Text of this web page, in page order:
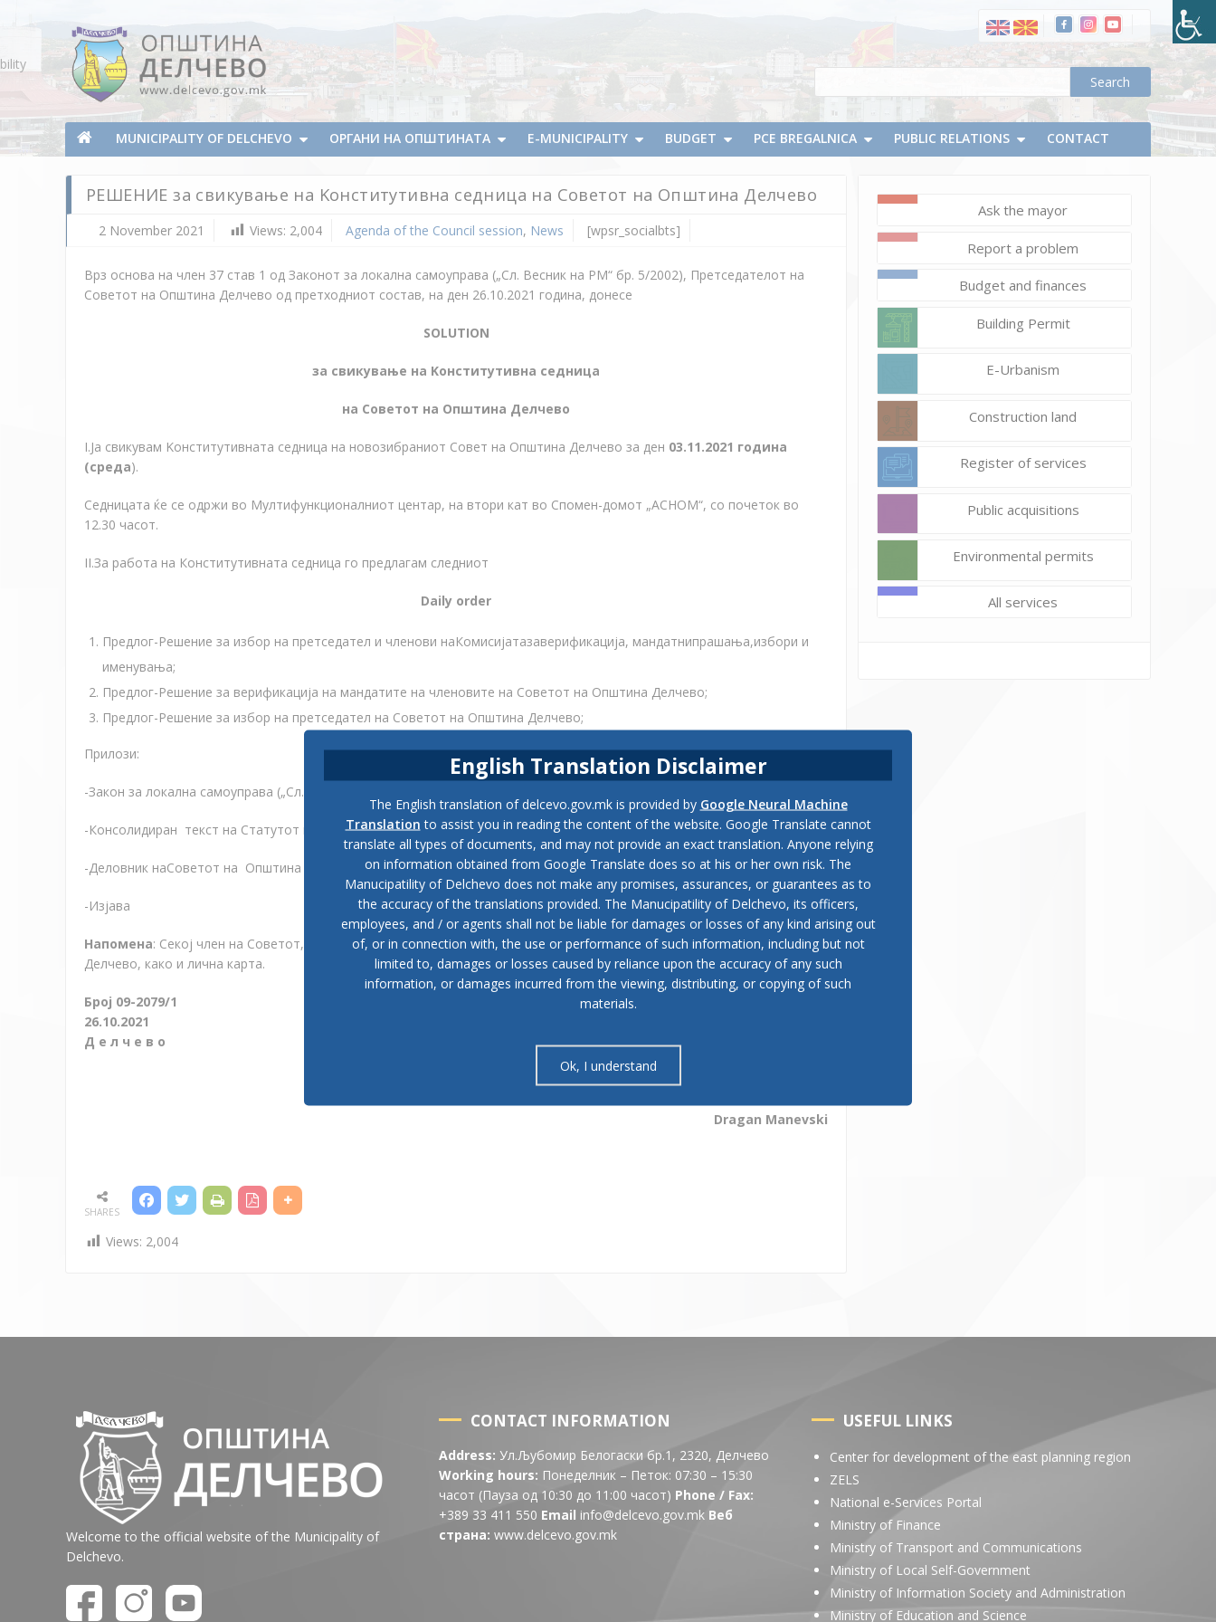
Municipality of Delchevo
Municipality of Delchevo
MUNICIPALITY OF DELCHEVO ОРГАНИ НА ОПШТИНАТА E-MUNICIPALITY BUDGET PCE BREGALNICA PUBLIC RELATIONS CONTACT
РЕШЕНИЕ за свикување на Kонститутивна седница на Советот на Општина Делчево
2 November 2021 Views: 2,004 Agenda of the Council session, News [wpsr_socialbts]
на
на
Општина
Врз основа на член 37 став 1 од Законот за локална самоуправа („Сл. Весник на РМ“ бр. 5/2002), Претседателот на
Советот на Општина Делчево од претходниот состав, на ден 26.10.2021 година, донесe
SOLUTION
за свикување на Kонститутивна седница
на Советот на Општина Делчево
I.Ја свикувам Kонститутивната седница на новозибраниот Совет на Општина Делчево за ден 03.11.2021 година
(среда).
Седницата ќе се одржи во Мултифункционалниот центар, на втори кат во Спомен-домот „АСНОМ“, со почеток во
12.30 часот.
II.За работа на Конститутивната седница го предлагам следниот
Daily order
Предлог-Решение за избор на претседател и членови наКомисијатазаверификација, мандатнипрашања,избори и
именувања;
Предлог-Решение за верификација на мандатите на членовите на Советот на Општина Делчево;
Предлог-Решение за избор на претседател на Советот на Општина Делчево;
Прилози:
-Закон за локална самоуправа („Сл.весник на РМ“ бр.5/2002);
-Консолидиран текст на Статутот на Општина Делчево;
-Деловник наСоветот на Општина Делчево.
-Изјава
Напомена: Секој член на Советот, на седницата да го носи Уверението за избор на член во Советот на општина
Делчево, како и лична карта.
Број 09-2079/1
26.10.2021
Д е л ч е в о
Совет на Општина Делчево
Dragan Manevski
SHARES
Views: 2,004
Ask the mayor
Report a problem
Budget and finances
Building Permit
E-Urbanism
Construction land
Register of services
Public acquisitions
Environmental permits
All services
Welcome to the official website of the Municipality of
Delchevo.
CONTACT INFORMATION
Address: Ул.Љубомир Белогаски бр.1, 2320, Делчево
Working hours: Понеделник – Петок: 07:30 – 15:30
часот (Пауза од 10:30 до 11:00 часот) Phone / Fax:
+389 33 411 550 Email info@delcevo.gov.mk Веб
страна: www.delcevo.gov.mk
USEFUL LINKS
Center for development of the east planning region
ZELS
National e-Services Portal
Ministry of Finance
Ministry of Transport and Communications
Ministry of Local Self-Government
Ministry of Information Society and Administration
Ministry of Education and Science
English Translation Disclaimer
The English translation of delcevo.gov.mk is provided by Google Neural Machine
Translation to assist you in reading the content of the website. Google Translate cannot
translate all types of documents, and may not provide an exact translation. Anyone relying
on information obtained from Google Translate does so at his or her own risk. The
Manucipatility of Delchevo does not make any promises, assurances, or guarantees as to
the accuracy of the translations provided. The Manucipatility of Delchevo, its officers,
employees, and / or agents shall not be liable for damages or losses of any kind arising out
of, or in connection with, the use or performance of such information, including but not
limited to, damages or losses caused by reliance upon the accuracy of any such
information, or damages incurred from the viewing, distributing, or copying of such
materials.
Ok, I understand